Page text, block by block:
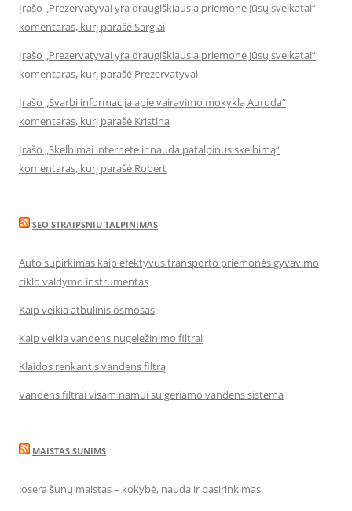
Įrašo „Prezervatyvai yra draugiškiausia priemonė Jūsų sveikatai“
komentaras, kurį parašė Sargiai
Įrašo „Prezervatyvai yra draugiškiausia priemonė Jūsų sveikatai“
komentaras, kurį parašė Prezervatyvai
Įrašo „Svarbi informacija apie vairavimo mokyklą Auruda“
komentaras, kurį parašė Kristina
Įrašo „Skelbimai internete ir nauda patalpinus skelbimą“
komentaras, kurį parašė Robert
SEO STRAIPSNIU TALPINIMAS
Auto supirkimas kaip efektyvus transporto priemonės gyvavimo
ciklo valdymo instrumentas
Kaip veikia atbulinis osmosas
Kaip veikia vandens nugeležinimo filtrai
Klaidos renkantis vandens filtrą
Vandens filtrai visam namui su geriamo vandens sistema
MAISTAS SUNIMS
Josera šunų maistas – kokybė, nauda ir pasirinkimas